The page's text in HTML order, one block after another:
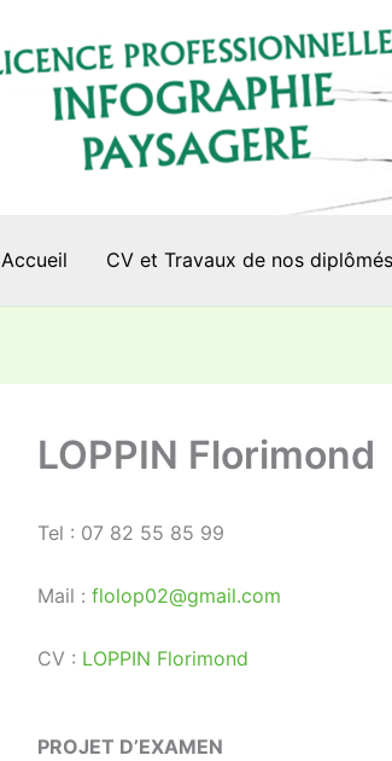
Accueil CV et Travaux de nos diplômés
LOPPIN Florimond
Tel : 07 82 55 85 99
Mail : flolop02@gmail.com
CV : LOPPIN Florimond
PROJET D’EXAMEN